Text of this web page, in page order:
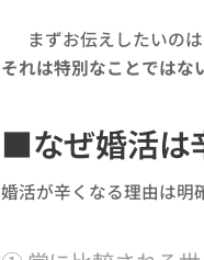
👉 まずお伝えしたいのは
それは特別なことではな
■なぜ婚活は
婚活が辛くなる理由は明